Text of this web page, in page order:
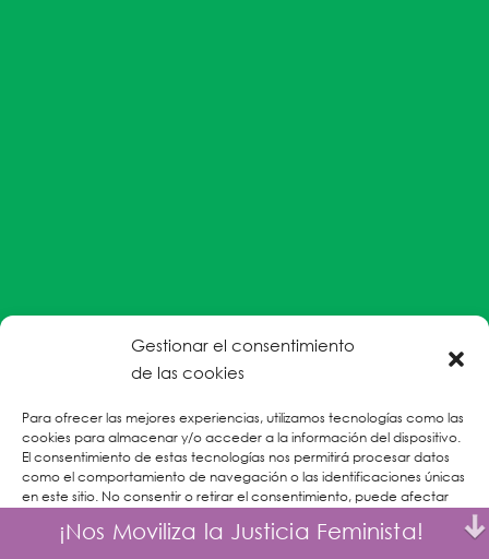
Gestionar el consentimiento
de las cookies
Para ofrecer las mejores experiencias, utilizamos tecnologías como las
cookies para almacenar y/o acceder a la información del dispositivo.
El consentimiento de estas tecnologías nos permitirá procesar datos
como el comportamiento de navegación o las identificaciones únicas
en este sitio. No consentir o retirar el consentimiento, puede afectar
#EnColectiva estamos comprometidas con la
parte del personal humanitario hacia personas
refugiadas, migrantes desplazadas internas y/o
victimas sobrevivientes de Violencias Basadas en
Género.
¡Nos Moviliza la Justicia Feminista!